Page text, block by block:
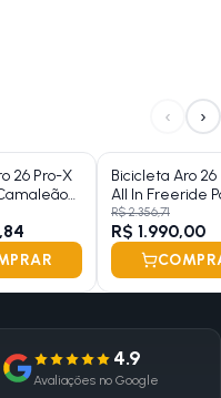
‹ ›
26 Pro-X
Bicicleta Aro 26
All In Freeride
Roxo
R$ 2.356,71
R$ 1.990,00
4.9
Avaliações no Google